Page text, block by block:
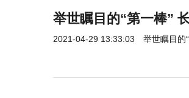
举世瞩目的“第一棒”
2021-04-29 13:33:03 举世瞩目的